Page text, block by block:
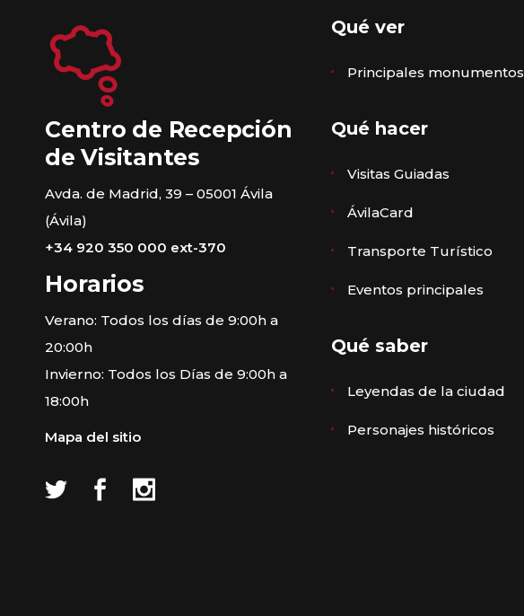
Centro de Recepción
de Visitantes
Avda. de Madrid, 39 – 05001 Ávila
(Ávila)
+34 920 350 000 ext-370
Horarios
Verano: Todos los días de 9:00h a
20:00h
Invierno: Todos los Días de 9:00h a
18:00h
Mapa del sitio
Qué ver
Principales monumentos
Qué hacer
Visitas Guiadas
ÁvilaCard
Transporte Turístico
Eventos principales
Qué saber
Leyendas de la ciudad
Personajes históricos